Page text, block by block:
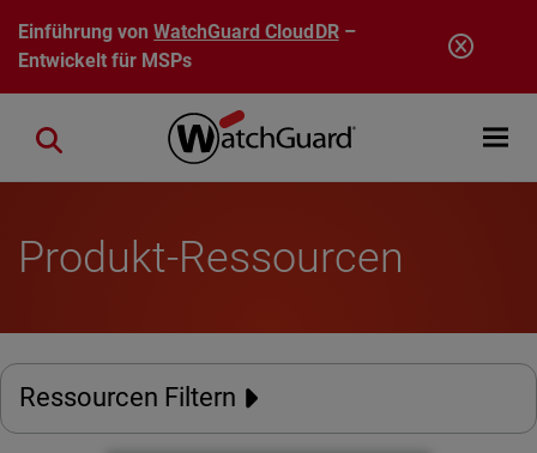
Direkt zum Inhalt
Einführung vonWatchGuard CloudDR–
Entwickelt für MSPs
Open
Close search
Produkt-Ressourcen
Ressourcen Filtern